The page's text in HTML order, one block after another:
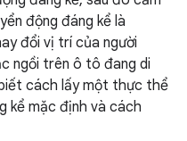
động đáng kể là
đổi vị trí của người
ngồi trên ô tô đang di
cách lấy một thực thể
kể mặc định và cách